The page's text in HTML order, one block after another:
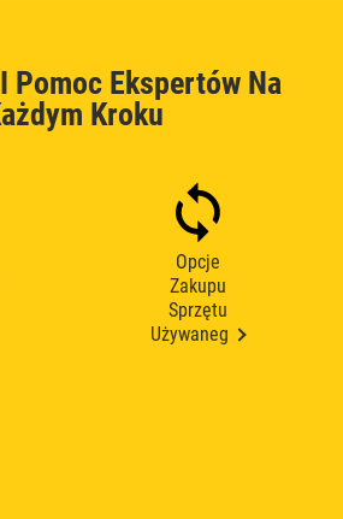
Pomoc Ekspertów Na
Kroku
Opcje
Zakupu
Sprzętu
Używaneg